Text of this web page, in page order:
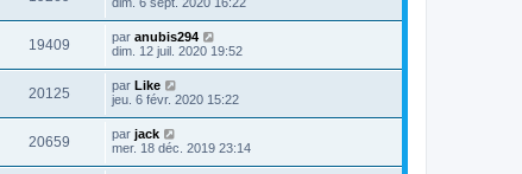
19409 par anubis294
dim. 12 juil. 2020 19:52
20125 par Like
jeu. 6 févr. 2020 15:22
20659 par jack
mer. 18 déc. 2019 23:14